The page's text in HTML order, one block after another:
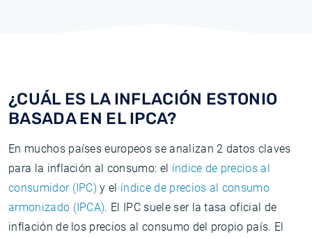
¿CUÁL ES LA INFLACIÓN ESTONIO
BASADA EN EL IPCA?
En muchos países europeos se analizan 2 datos claves
para la inflación al consumo: el índice de precios al
consumidor (IPC) y el índice de precios al consumo
armonizado (IPCA). El IPC suele ser la tasa oficial de
inflación de los precios al consumo del propio país. El